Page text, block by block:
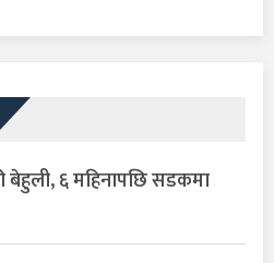
बेहुली, ६ महिनापछि सडकमा